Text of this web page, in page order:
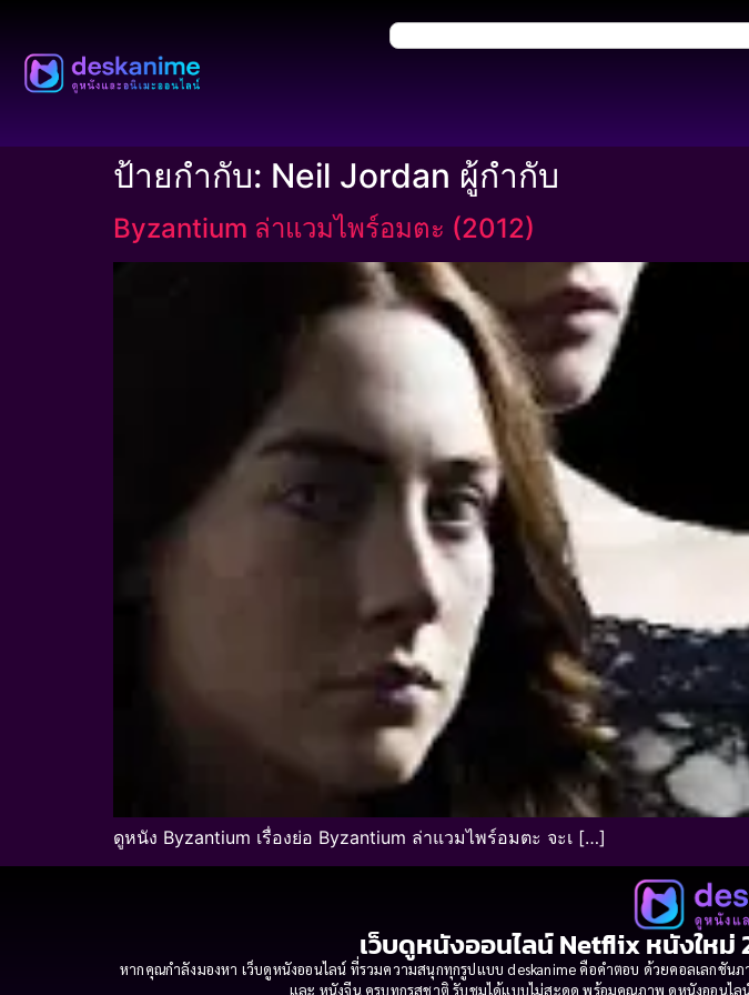
ป้ายกำกับ: Neil Jordan ผู้กำกับ
Byzantium ล่าแวมไพร์อมตะ (2012)
ดูหนัง Byzantium เรื่องย่อ Byzantium ล่าแวมไพร์อมตะ จะเ […]
เว็บดูหนังออนไลน์ Netflix หนังใหม่
หากคุณกำลังมองหา เว็บดูหนังออนไลน์ ที่รวมความสนุกทุกรูปแบบ deskanime คือคำตอบ ด้วยคอลเลกชั
และ หนังจีน ครบทุกรสชาติ รับชมได้แบบไม่สะดุด พร้อมคุณภาพ ดูหนังออนไล